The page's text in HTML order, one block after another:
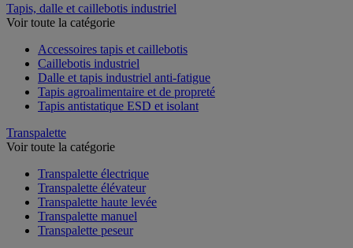
Tapis, dalle et caillebotis industriel
Voir toute la catégorie
Accessoires tapis et caillebotis
Caillebotis industriel
Dalle et tapis industriel anti-fatigue
Tapis agroalimentaire et de propreté
Tapis antistatique ESD et isolant
Transpalette
Voir toute la catégorie
Transpalette électrique
Transpalette élévateur
Transpalette haute levée
Transpalette manuel
Transpalette peseur